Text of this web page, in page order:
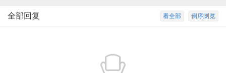
倒序浏览
看全部
全部回复